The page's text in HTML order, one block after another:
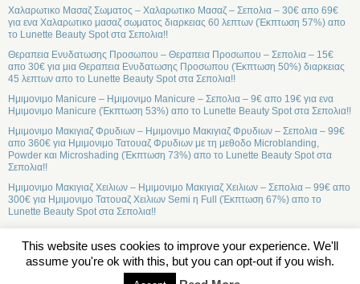
This website uses cookies to improve your experience. We'll
assume you're ok with this, but you can opt-out if you wish.
Χαλαρωτικο Μασαζ Σωματος – Χαλαρωτικο Μασαζ – Σεπολια – 30€ απο 69€
για ενα Χαλαρωτικο μασαζ σωματος διαρκειας 60 λεπτων (Έκπτωση 57%) απο
το Lunette Beauty Spot στα Σεπολια!!
Θεραπεια Ενυδατωσης Προσωπου – Θεραπεια Προσωπου – Σεπολια – 15€
απο 30€ για μια Θεραπεια Ενυδατωσης Προσωπου (Έκπτωση 50%) διαρκειας
45 λεπτων απο το Lunette Beauty Spot στα Σεπολια!!
Ημιμονιμο Manicure – Ημιμονιμο Manicure – Σεπολια – 9€ απο 19€ για ενα
Ημιμονιμο Manicure (Έκπτωση 53%) απο το Lunette Beauty Spot στα Σεπολια!!
Ημιμονιμο Μακιγιαζ Φρυδιων – Ημιμονιμο Μακιγιαζ Φρυδιων – Σεπολια – 99€
απο 360€ για Ημιμονιμο Τατουαζ Φρυδιων με τη μεθοδο Microblanding,
Powder και Microshading (Έκπτωση 73%) απο το Lunette Beauty Spot στα
Σεπολια!!
Ημιμονιμο Μακιγιαζ Χειλιων – Ημιμονιμο Μακιγιαζ Χειλιων – Σεπολια – 99€ απο
300€ για Ημιμονιμο Τατουαζ Χειλιων Semi η Full (Έκπτωση 67%) απο το
Lunette Beauty Spot στα Σεπολια!!
Σχετικά